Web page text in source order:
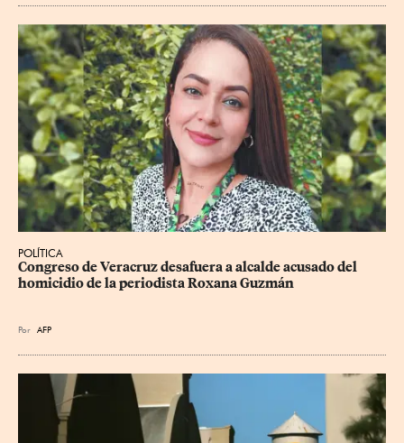
POLÍTICA
Congreso de Veracruz desafuera a alcalde acusado del
homicidio de la periodista Roxana Guzmán
Por AFP